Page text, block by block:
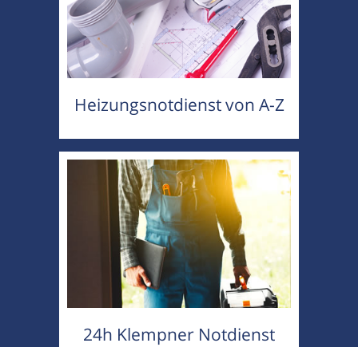
Heizungsnotdienst von A-Z
24h Klempner Notdienst